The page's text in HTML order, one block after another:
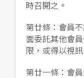
時召開之。
第廿條：會員
面委託其他會
限， 或得以視
第廿一條：會